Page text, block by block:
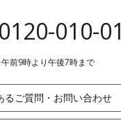
0120-010-
午前9時より午後7時まで
るご質問・お問い合わせ